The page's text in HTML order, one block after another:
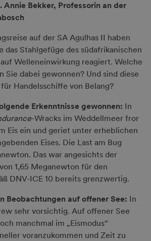
Bekker, Professorin an der
auf der SA Agulhas II haben
das Stahlgefüge des südafrikanischen
Welleneinwirkung reagiert. Welche
Sie dabei gewonnen? Und sind diese
Handelsschiffe von Belang?
Erkenntnisse gewonnen: In
-Wracks im Weddellmeer fror
Eis ein und geriet unter erheblichen
Eises. Die Last am Bug
Das war angesichts der
1,65 Meganewton für den
DNV-ICE 10 bereits grenzwertig.
Beobachtungen auf offener See: In
sehr vorsichtig. Auf offener See
manchmal im „Eismodus“
voranzukommen und Zeit zu